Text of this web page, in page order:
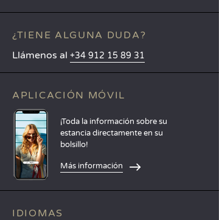
¿TIENE ALGUNA DUDA?
Llámenos al +34 912 15 89 31
APLICACIÓN MÓVIL
¡Toda la información sobre su
estancia directamente en su
bolsillo!
Más información
IDIOMAS